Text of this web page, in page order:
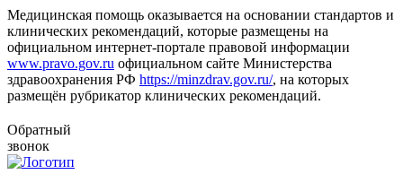
Медицинская помощь оказывается на основании стандартов и
клинических рекомендаций, которые размещены на
официальном интернет-портале правовой информации
www.pravo.gov.ru официальном сайте Министерства
здравоохранения РФ https://minzdrav.gov.ru/, на которых
размещён рубрикатор клинических рекомендаций.
Обратный
звонок